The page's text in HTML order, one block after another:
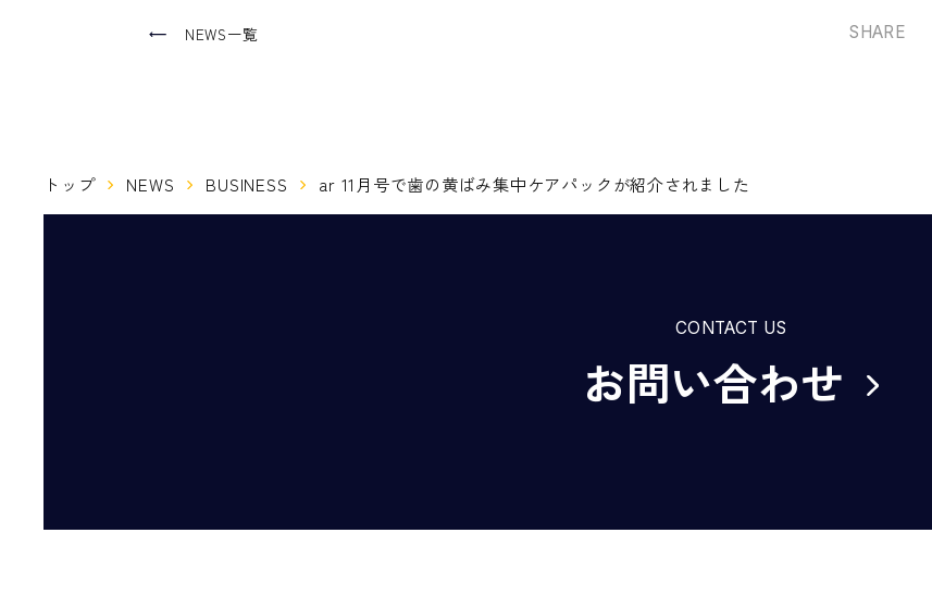
SHARE
NEWS一覧
トップ NEWS BUSINESS ar 11月号で歯の黄ばみ集中ケアパックが紹介されました
CONTACT US
お問い合わせ